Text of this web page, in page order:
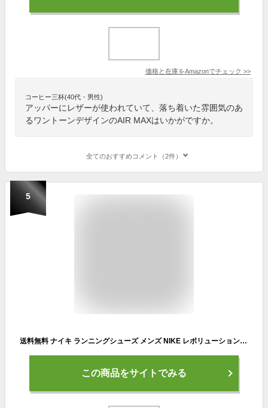
価格と在庫をAmazonでチェック >>
コーヒー三杯(40代・男性)
アッパーにレザーが使われていて、落ち着いた雰囲気のあ
るワントーンデザインのAIR MAXはいかがですか。
全てのおすすめコメント（2件）
5
送料無料 ナイキ ランニングシューズ メンズ NIKE レボリューション 7 ローカット ひも靴 ジョギング トレーニング メンズシューズ スニーカー 靴 男性用 ウォーキング 黒 ブラック ブランド Revolution 7 スポーツシューズ くつ/FB2207-005
この商品をサイトでみる